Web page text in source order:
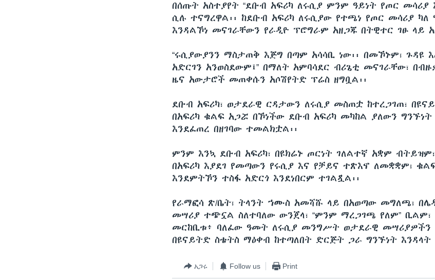
በሰጡት አስተያየት “ደቡብ አፍሪካ ለሩሲያ ምንም ዓይነት የጦር መሳሪያ
ሲሉ ተናግረዋል፡፡ ከደቡብ አፍሪካ ለሩሲያው የተጫነ የጦር መሳሪያ ካለ
እንዳልኾነ መናገራቸውን የራዲዮ ፕሮግራም አዘጋጁ በትዊተር ገፁ ላይ
“ሩሲያውያንን ማስታጠቅ እጅግ በጣም አሳሳቢ ነው፡፡ በመኾኑም፣ ጉዳዩ
አድርገን አንወስደውም፤” በማለት አምባሳደር ብሪጌቲ መናገራቸው፣
ዜና አውታሮች መጠቀሱን አሶሽየትድ ፕሬስ ዘግቧል፡፡
ደቡብ አፍሪካ፣ ወታደራዊ ርዳታውን ለሩሲያ መስጠቷ ከተረጋገጠ፣
በአፍሪካ ቁልፍ አጋሯ በኾነችው ደቡብ አፍሪካ መካከል ያለውን ግንኙነት
እንደፈጠረ በዘገባው ተመልክቷል፡፡
ምንም እንኳ ደቡብ አፍሪካ፣ በዩክሬኑ ጦርነት ገለልተኛ አቋም ብትይዝም፣
በአፍሪካ እያደገ የመጣውን የሩሲያ እና የቻይና ተጽእኖ ለመቋቋም፣
እንደምትኾን ተስፋ አድርጎ እንደነበርም ተገልጿል፡፡
የራማፎሳ ጽ/ቤት፣ ትላንት ኀሙስ አመሻሹ ላይ በአወጣው መግለጫ፣
መሣሪያ ተጭኗል ስለተባለው ውንጀላ፣ “ምንም ማረጋገጫ የለም” ቢልም፣
መርከቢቱ፥ ባለፈው ዓመት ለሩሲያ መንግሥት ወታደራዊ መሣሪያዎችን
በዩናይትድ ስቴትስ ማዕቀብ ከተጣለበት ድርጅት ጋራ ግንኙነት እንዳላት
አጋሩ Follow us Print